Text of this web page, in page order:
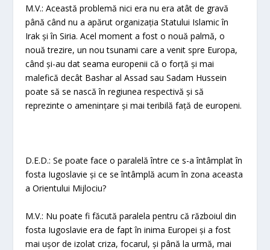
M.V.: Această problemă nici era nu era atât de gravă
până când nu a apărut organizația Statului Islamic în
Irak și în Siria. Acel moment a fost o nouă palmă, o
nouă trezire, un nou tsunami care a venit spre Europa,
când și-au dat seama europenii că o forță și mai
malefică decât Bashar al Assad sau Sadam Hussein
poate să se nască în regiunea respectivă și să
reprezinte o amenințare și mai teribilă față de europeni.
D.E.D.: Se poate face o paralelă între ce s-a întâmplat în
fosta Iugoslavie și ce se întâmplă acum în zona aceasta
a Orientului Mijlociu?
M.V.: Nu poate fi făcută paralela pentru că războiul din
fosta Iugoslavie era de fapt în inima Europei și a fost
mai ușor de izolat criza, focarul, și până la urmă, mai